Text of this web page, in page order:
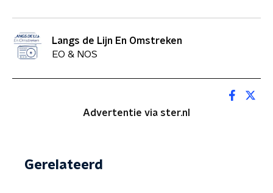
Langs de Lijn En Omstreken
EO & NOS
Advertentie via ster.nl
Gerelateerd